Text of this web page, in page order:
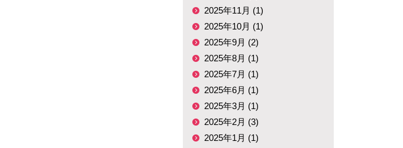
2025年11月 (1)
2025年10月 (1)
2025年9月 (2)
2025年8月 (1)
2025年7月 (1)
2025年6月 (1)
2025年3月 (1)
2025年2月 (3)
2025年1月 (1)